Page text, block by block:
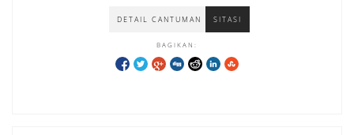
DETAIL CANTUMAN SITASI
BAGIKAN: